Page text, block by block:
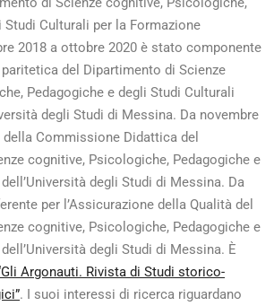
Studi Culturali per la Formazione
2018 a ottobre 2020 è stato componente
del Dipartimento di Scienze
Pedagogiche e degli Studi Culturali
degli Studi di Messina. Da novembre
Commissione Didattica del
cognitive, Psicologiche, Pedagogiche e
degli Studi di Messina. Da
per l’Assicurazione della Qualità del
cognitive, Psicologiche, Pedagogiche e
degli Studi di Messina. È
Argonauti. Rivista di Studi storico-
. I suoi interessi di ricerca riguardano